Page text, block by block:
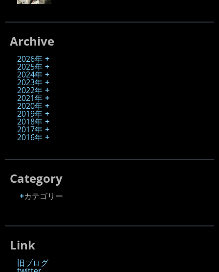
Archive
2026年
2025年
2024年
2023年
2022年
2021年
2020年
2019年
2018年
2017年
2016年
Category
カテゴリー
Link
旧ブログ